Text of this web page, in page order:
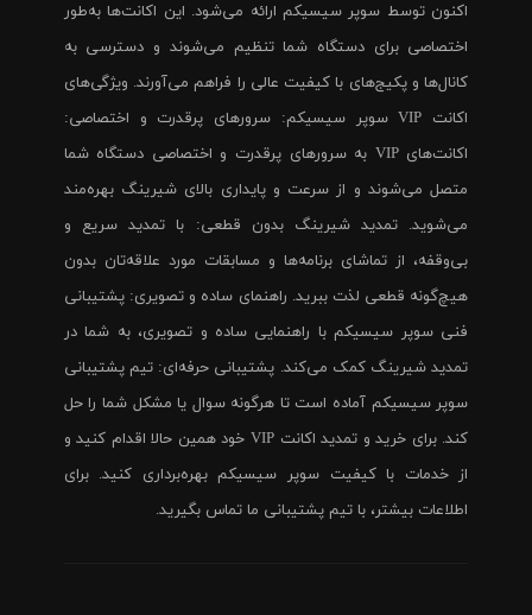
اکنون توسط سوپر سیسیکم ارائه می‌شود. این اکانت‌ها به‌طور
اختصاصی برای دستگاه شما تنظیم می‌شوند و دسترسی به
کانال‌ها و پکیج‌های با کیفیت عالی را فراهم می‌آورند. ویژگی‌های
اکانت VIP سوپر سیسیکم: سرورهای پرقدرت و اختصاصی:
اکانت‌های VIP به سرورهای پرقدرت و اختصاصی دستگاه شما
متصل می‌شوند و از سرعت و پایداری بالای شیرینگ بهره‌مند
می‌شوید. تمدید شیرینگ بدون قطعی: با تمدید سریع و
بی‌وقفه، از تماشای برنامه‌ها و مسابقات مورد علاقه‌تان بدون
هیچ‌گونه قطعی لذت ببرید. راهنمای ساده و تصویری: پشتیبانی
فنی سوپر سیسیکم با راهنمایی ساده و تصویری، به شما در
تمدید شیرینگ کمک می‌کند. پشتیبانی حرفه‌ای: تیم پشتیبانی
سوپر سیسیکم آماده است تا هرگونه سوال یا مشکل شما را حل
کند. برای خرید و تمدید اکانت VIP خود همین حالا اقدام کنید و
از خدمات با کیفیت سوپر سیسیکم بهره‌برداری کنید. برای
اطلاعات بیشتر، با تیم پشتیبانی ما تماس بگیرید.